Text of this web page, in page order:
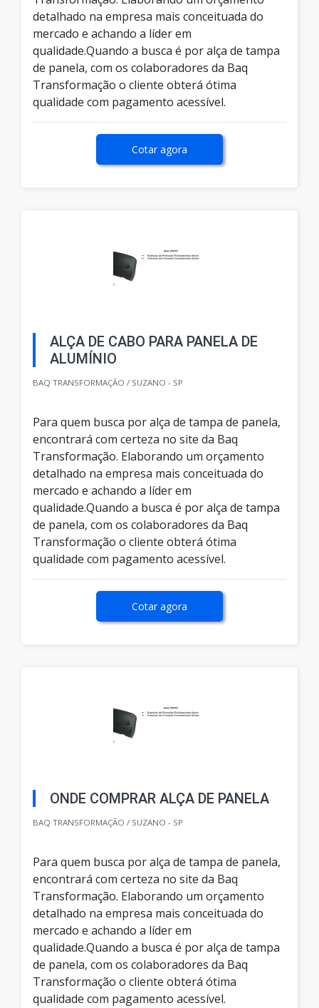
detalhado na empresa mais conceituada do
mercado e achando a líder em
qualidade.Quando a busca é por alça de tampa
de panela, com os colaboradores da Baq
Transformação o cliente obterá ótima
qualidade com pagamento acessível.
Cotar agora
ALÇA DE CABO PARA PANELA DE
ALUMÍNIO
BAQ TRANSFORMAÇÃO / SUZANO - SP
Para quem busca por alça de tampa de panela,
encontrará com certeza no site da Baq
Transformação. Elaborando um orçamento
detalhado na empresa mais conceituada do
mercado e achando a líder em
qualidade.Quando a busca é por alça de tampa
de panela, com os colaboradores da Baq
Transformação o cliente obterá ótima
qualidade com pagamento acessível.
Cotar agora
ONDE COMPRAR ALÇA DE PANELA
BAQ TRANSFORMAÇÃO / SUZANO - SP
Para quem busca por alça de tampa de panela,
encontrará com certeza no site da Baq
Transformação. Elaborando um orçamento
detalhado na empresa mais conceituada do
mercado e achando a líder em
qualidade.Quando a busca é por alça de tampa
de panela, com os colaboradores da Baq
Transformação o cliente obterá ótima
qualidade com pagamento acessível.